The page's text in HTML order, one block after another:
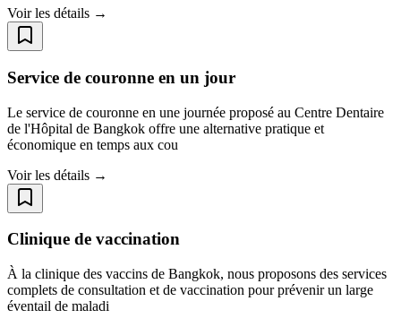
Voir les détails →
Service de couronne en un jour
Le service de couronne en une journée proposé au Centre Dentaire
de l'Hôpital de Bangkok offre une alternative pratique et
économique en temps aux cou
Voir les détails →
Clinique de vaccination
À la clinique des vaccins de Bangkok, nous proposons des services
complets de consultation et de vaccination pour prévenir un large
éventail de maladi